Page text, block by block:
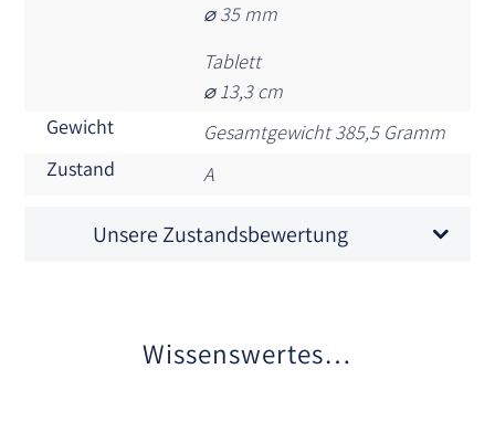
⌀ 35 mm
Tablett
⌀ 13,3 cm
Gewicht
Gesamtgewicht 385,5 Gramm
Zustand
A
Unsere Zustandsbewertung
Wissenswertes…